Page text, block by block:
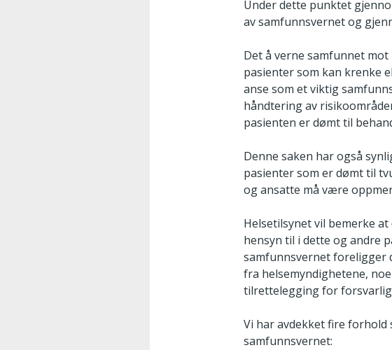
Under dette punktet
av samfunnsvernet og
Det å verne samfunnet
pasienter som kan krenke
anse som et viktig
håndtering av
pasienten er dømt til
Denne saken har også
pasienter som er dømt til
og ansatte må være
Helsetilsynet vil bemerke
hensyn til i dette og andre
samfunnsvernet foreligger
fra helsemyndighetene,
tilrettelegging for
Vi har avdekket fire
samfunnsvernet: